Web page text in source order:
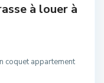
à louer à
coquet appartement